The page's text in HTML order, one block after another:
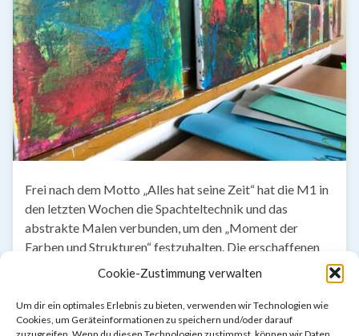
Cookie-Zustimmung verwalten
Um dir ein optimales Erlebnis zu bieten, verwenden wir Technologien wie
Cookies, um Geräteinformationen zu speichern und/oder darauf
Frei nach dem Motto „Alles hat seine Zeit“ hat die M1 in
den letzten Wochen die Spachteltechnik und das
abstrakte Malen verbunden, um den „Moment der
Farben und Strukturen“ festzuhalten. Die erschaffenen
Kunstwerke sind beispielsweise unter den Titeln
„Farbregen“, „Goldschimmer“, „Farbspritzer“ oder
„freundliche Farbexplosion“ präsentiert worden.
Besonders spannend fanden die Kinder der M1 die